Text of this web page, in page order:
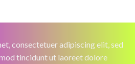
consectetuer adipiscing elit, sed
tincidunt ut laoreet dolore